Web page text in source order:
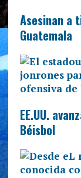
Asesinan a
Guatemala
EE.UU.
Béisbol